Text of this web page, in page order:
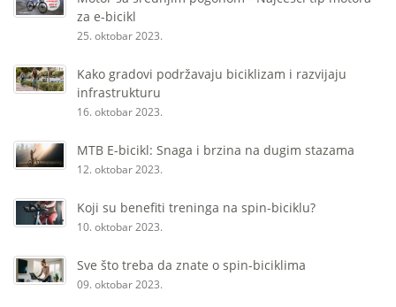
za e-bicikl
25. oktobar 2023.
Kako gradovi podržavaju biciklizam i razvijaju
infrastrukturu
16. oktobar 2023.
MTB E-bicikl: Snaga i brzina na dugim stazama
12. oktobar 2023.
Koji su benefiti treninga na spin-biciklu?
10. oktobar 2023.
Sve što treba da znate o spin-biciklima
09. oktobar 2023.